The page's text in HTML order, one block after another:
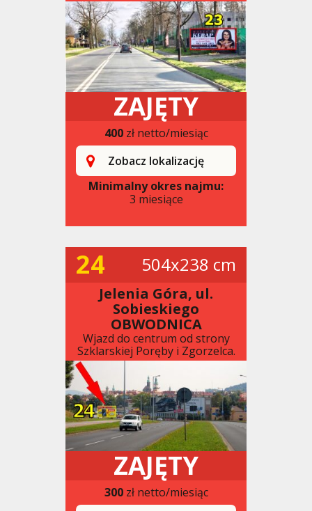
ZAJĘTY
400zł netto/miesiąc
Zobacz lokalizację
Minimalny okres najmu:
3 miesiące
24 504x238 cm
Jelenia Góra, ul.
Sobieskiego
OBWODNICA
Wjazd do centrum od strony
Szklarskiej Poręby i Zgorzelca.
ZAJĘTY
300zł netto/miesiąc